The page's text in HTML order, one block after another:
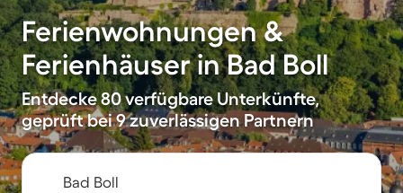
Ferienwohnungen &
Ferienhäuser in Bad Boll
Entdecke 80 verfügbare Unterkünfte,
geprüft bei 9 zuverlässigen Partnern